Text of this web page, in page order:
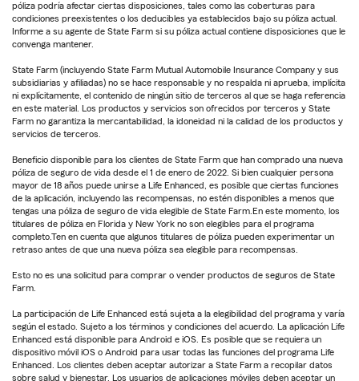
póliza podría afectar ciertas disposiciones, tales como las coberturas para
condiciones preexistentes o los deducibles ya establecidos bajo su póliza actual.
Informe a su agente de State Farm si su póliza actual contiene disposiciones que le
convenga mantener.
State Farm (incluyendo State Farm Mutual Automobile Insurance Company y sus
subsidiarias y afiliadas) no se hace responsable y no respalda ni aprueba, implícita
ni explícitamente, el contenido de ningún sitio de terceros al que se haga referencia
en este material. Los productos y servicios son ofrecidos por terceros y State
Farm no garantiza la mercantabilidad, la idoneidad ni la calidad de los productos y
servicios de terceros.
Beneficio disponible para los clientes de State Farm que han comprado una nueva
póliza de seguro de vida desde el 1 de enero de 2022. Si bien cualquier persona
mayor de 18 años puede unirse a Life Enhanced, es posible que ciertas funciones
de la aplicación, incluyendo las recompensas, no estén disponibles a menos que
tengas una póliza de seguro de vida elegible de State Farm.En este momento, los
titulares de póliza en Florida y New York no son elegibles para el programa
completo.Ten en cuenta que algunos titulares de póliza pueden experimentar un
retraso antes de que una nueva póliza sea elegible para recompensas.
Esto no es una solicitud para comprar o vender productos de seguros de State
Farm.
La participación de Life Enhanced está sujeta a la elegibilidad del programa y varía
según el estado. Sujeto a los términos y condiciones del acuerdo. La aplicación Life
Enhanced está disponible para Android e iOS. Es posible que se requiera un
dispositivo móvil iOS o Android para usar todas las funciones del programa Life
Enhanced. Los clientes deben aceptar autorizar a State Farm a recopilar datos
sobre salud y bienestar. Los usuarios de aplicaciones móviles deben aceptar un